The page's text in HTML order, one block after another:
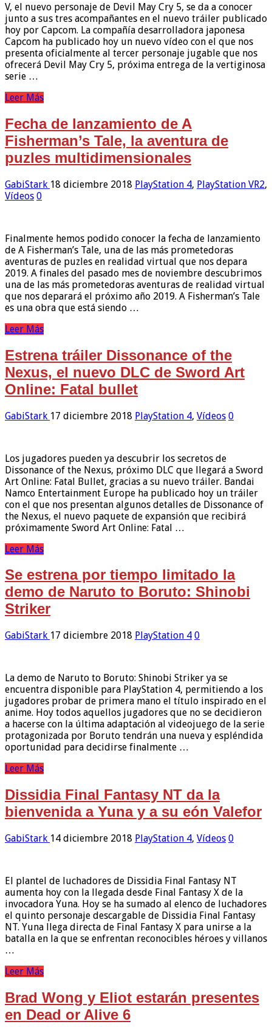
V, el nuevo personaje de Devil May Cry 5, se da a conocer
junto a sus tres acompañantes en el nuevo tráiler publicado
hoy por Capcom. La compañía desarrolladora japonesa
Capcom ha publicado hoy un nuevo vídeo con el que nos
presenta oficialmente al tercer personaje jugable que nos
ofrecerá Devil May Cry 5, próxima entrega de la vertiginosa
serie …
Leer Más
Fecha de lanzamiento de A
Fisherman’s Tale, la aventura de
puzles multidimensionales
GabiStark 18 diciembre 2018 PlayStation 4, PlayStation VR2,
Vídeos 0
Finalmente hemos podido conocer la fecha de lanzamiento
de A Fisherman’s Tale, una de las más prometedoras
aventuras de puzles en realidad virtual que nos depara
2019. A finales del pasado mes de noviembre descubrimos
una de las más prometedoras aventuras de realidad virtual
que nos deparará el próximo año 2019. A Fisherman’s Tale
es una obra que está siendo …
Leer Más
Estrena tráiler Dissonance of the
Nexus, el nuevo DLC de Sword Art
Online: Fatal bullet
GabiStark 17 diciembre 2018 PlayStation 4, Vídeos 0
Los jugadores pueden ya descubrir los secretos de
Dissonance of the Nexus, próximo DLC que llegará a Sword
Art Online: Fatal Bullet, gracias a su nuevo tráiler. Bandai
Namco Entertainment Europe ha publicado hoy un tráiler
con el que nos presentan algunos detalles de Dissonance of
the Nexus, el nuevo paquete de expansión que recibirá
próximamente Sword Art Online: Fatal …
Leer Más
Se estrena por tiempo limitado la
demo de Naruto to Boruto: Shinobi
Striker
GabiStark 17 diciembre 2018 PlayStation 4 0
La demo de Naruto to Boruto: Shinobi Striker ya se
encuentra disponible para PlayStation 4, permitiendo a los
jugadores probar de primera mano el título inspirado en el
anime. Hoy todos aquellos jugadores que no se decidieron
a hacerse con la última adaptación al videojuego de la serie
protagonizada por Boruto tendrán una nueva y espléndida
oportunidad para decidirse finalmente …
Leer Más
Dissidia Final Fantasy NT da la
bienvenida a Yuna y a su eón Valefor
GabiStark 14 diciembre 2018 PlayStation 4, Vídeos 0
El plantel de luchadores de Dissidia Final Fantasy NT
aumenta hoy con la llegada desde Final Fantasy X de la
invocadora Yuna. Hoy se ha sumado al elenco de luchadores
el quinto personaje descargable de Dissidia Final Fantasy
NT. Yuna llega directa de Final Fantasy X para unirse a la
batalla en la que se enfrentan reconocibles héroes y villanos
…
Leer Más
Brad Wong y Eliot estarán presentes
en Dead or Alive 6